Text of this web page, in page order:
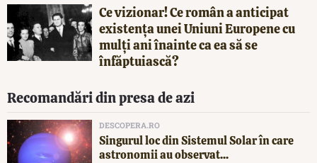
Ce vizionar! Ce român a anticipat
existența unei Uniuni Europene cu
mulți ani înainte ca ea să se
înfăptuiască?
Recomandări din presa de azi
DESCOPERA.RO
Singurul loc din Sistemul Solar în care
astronomii au observat...